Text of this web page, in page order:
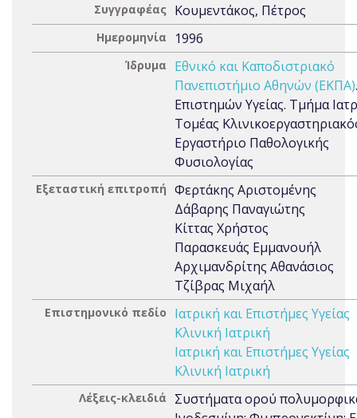
Συγγραφέας Κουμεντάκος, Πέτρος
Ημερομηνία 1996
Ίδρυμα
Εθνικό και Καποδιστριακό
Πανεπιστήμιο Αθηνών (ΕΚΠΑ)
Επιστημών Υγείας. Τμήμα
Τομέας
Εργαστήριο Παθολογικής
Φυσιολογίας
Εξεταστική επιτροπή Φερτάκης Αριστομένης
Δάβαρης Παναγιώτης
Κίττας Χρήστος
Παρασκευάς Εμμανουήλ
Αρχιμανδρίτης Αθανάσιος
Τζίβρας Μιχαήλ
Επιστημονικό πεδίο
Ιατρική και Επιστήμες Υγείας
Κλινική Ιατρική
Ιατρική και Επιστήμες Υγείας
Κλινική Ιατρική
Λέξεις-κλειδιά
Συστήματα ορού